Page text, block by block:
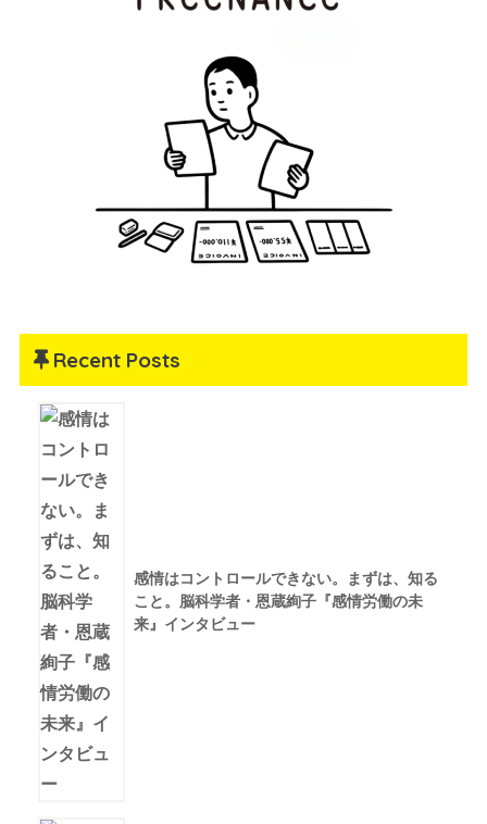
Recent Posts
感情はコントロールできない。まずは、知る
こと。脳科学者・恩蔵絢子『感情労働の未
来』インタビュー